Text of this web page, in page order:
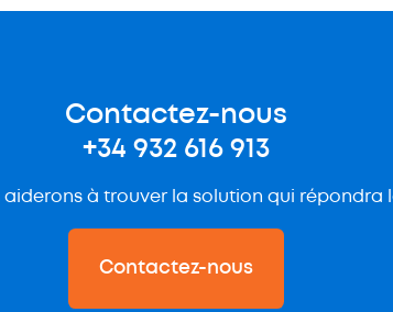
Contactez-nous
+34 932 616 913
à trouver la solution qui répondra
Contactez-nous